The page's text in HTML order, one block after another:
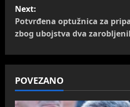
t
n
a
v
Next:
Potvrđena optužnica za
zbog ubojstva dva
POVEZANO